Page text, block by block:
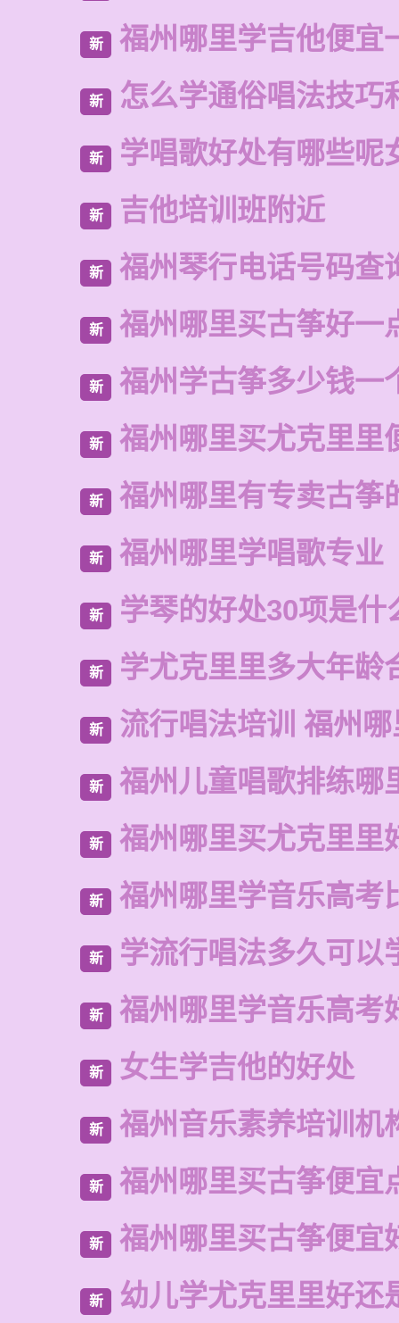
新 福州哪里学吉他便宜
新 怎么学通俗唱法技巧
新 学唱歌好处有哪些呢
新 吉他培训班附近
新 福州琴行电话号码查
新 福州哪里买古筝好一
新 福州学古筝多少钱一
新 福州哪里买尤克里里
新 福州哪里有专卖古筝
新 福州哪里学唱歌专业
新 学琴的好处30项是什
新 学尤克里里多大年龄
新 流行唱法培训 福州
新 福州儿童唱歌排练哪
新 福州哪里买尤克里里
新 福州哪里学音乐高考
新 学流行唱法多久可以
新 福州哪里学音乐高考
新 女生学吉他的好处
新 福州音乐素养培训机
新 福州哪里买古筝便宜
新 福州哪里买古筝便宜
新 幼儿学尤克里里好还